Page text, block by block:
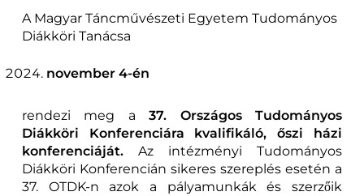
A Magyar Táncművészeti Egyetem Tudományos
Diákköri Tanácsa
november 4-én
rendezi meg a37. Országos Tudományos
Diákköri Konferenciára kvalifikáló, őszi házi
konferenciáját. Az intézményi Tudományos
Diákköri Konferencián sikeres szereplés esetén a
37. OTDK-n azok a pályamunkák és szerzőik